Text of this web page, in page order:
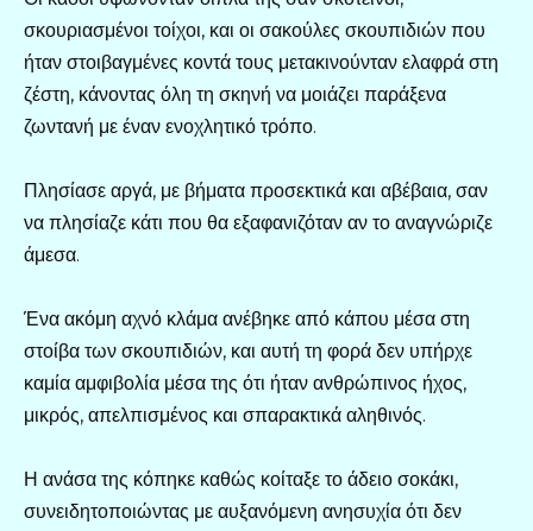
σκουριασμένοι τοίχοι, και οι σακούλες σκουπιδιών που
ήταν στοιβαγμένες κοντά τους μετακινούνταν ελαφρά στη
ζέστη, κάνοντας όλη τη σκηνή να μοιάζει παράξενα
ζωντανή με έναν ενοχλητικό τρόπο.
Πλησίασε αργά, με βήματα προσεκτικά και αβέβαια, σαν
να πλησίαζε κάτι που θα εξαφανιζόταν αν το αναγνώριζε
άμεσα.
Ένα ακόμη αχνό κλάμα ανέβηκε από κάπου μέσα στη
στοίβα των σκουπιδιών, και αυτή τη φορά δεν υπήρχε
καμία αμφιβολία μέσα της ότι ήταν ανθρώπινος ήχος,
μικρός, απελπισμένος και σπαρακτικά αληθινός.
Η ανάσα της κόπηκε καθώς κοίταξε το άδειο σοκάκι,
συνειδητοποιώντας με αυξανόμενη ανησυχία ότι δεν